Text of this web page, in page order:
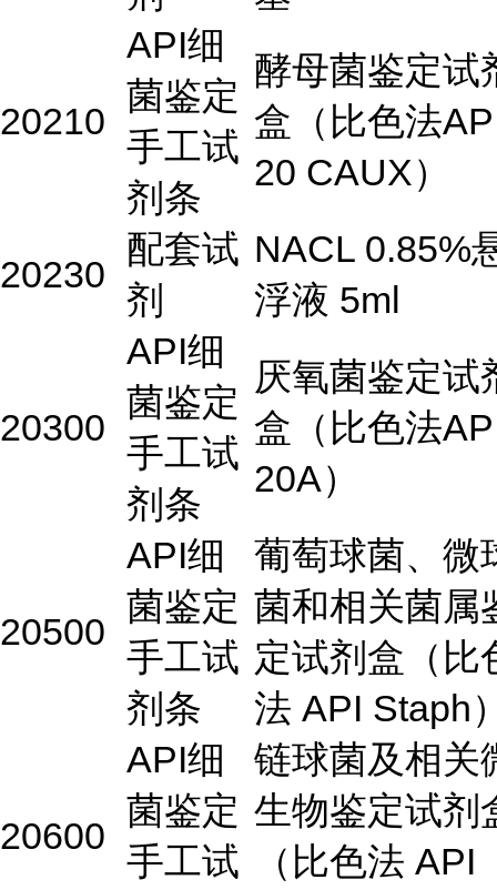
20210
API细
菌鉴定
手工试
剂条
酵母菌鉴定试
盒（比色法
20 CAUX）
20230
配套试
剂
NACL 0.85%
浮液 5ml
20300
API细
菌鉴定
手工试
剂条
厌氧菌鉴定试
盒（比色法
20A）
20500
API细
菌鉴定
手工试
剂条
葡萄球菌、微
菌和相关菌属
定试剂盒（比
法 API Staph
20600
API细
菌鉴定
手工试
链球菌及相关
生物鉴定试剂
（比色法 API